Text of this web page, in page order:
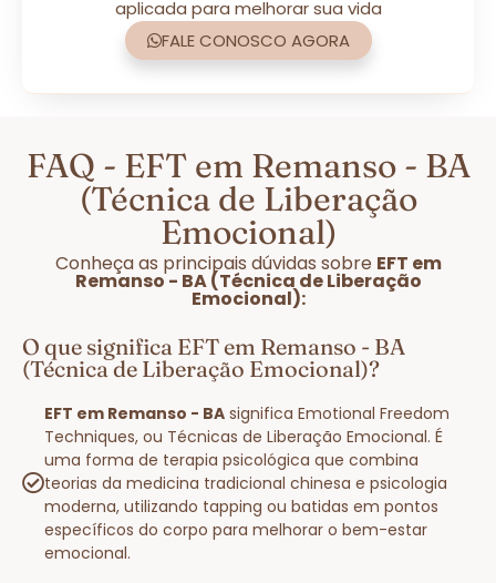
aplicada para melhorar sua vida
FALE CONOSCO AGORA
FAQ - EFT em Remanso - BA
(Técnica de Liberação
Emocional)
Conheça as principais dúvidas sobre EFT em
Remanso - BA (Técnica de Liberação
Emocional):
O que significa EFT em Remanso - BA
(Técnica de Liberação Emocional)?
EFT em Remanso - BA significa Emotional Freedom
Techniques, ou Técnicas de Liberação Emocional. É
uma forma de terapia psicológica que combina
teorias da medicina tradicional chinesa e psicologia
moderna, utilizando tapping ou batidas em pontos
específicos do corpo para melhorar o bem-estar
emocional.